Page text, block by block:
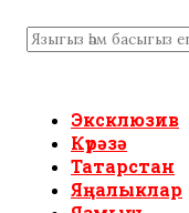
Эксклюзив
Күрәзә
Татарстан
Яңалыклар